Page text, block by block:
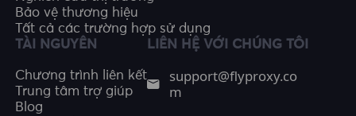
Bảo vệ thương hiệu
Tất cả các trường hợp sử dụng
TÀI NGUYÊN
Chương trình liên kết
Trung tâm trợ giúp
Blog
LIÊN HỆ VỚI CHÚNG TÔI
support@flyproxy.co
m